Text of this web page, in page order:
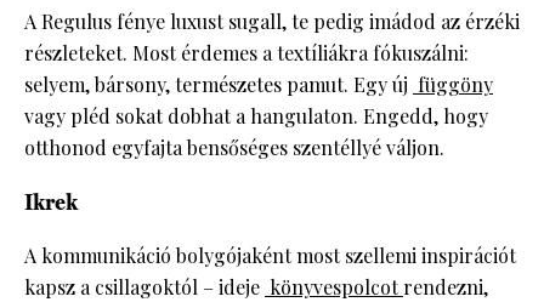
A Regulus fénye luxust sugall, te pedig imádod az érzéki
részleteket. Most érdemes a textíliákra fókuszálni:
selyem, bársony, természetes pamut. Egy új függöny
vagy pléd sokat dobhat a hangulaton. Engedd, hogy
otthonod egyfajta bensőséges szentéllyé váljon.
Ikrek
A kommunikáció bolygójaként most szellemi inspirációt
kapsz a csillagoktól – ideje könyvespolcotrendezni,